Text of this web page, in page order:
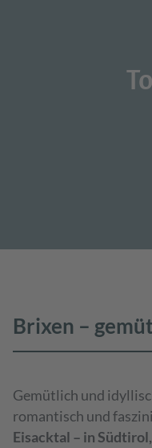
Brixen –
Gemütlich und
romantisch und
Eisacktal – in